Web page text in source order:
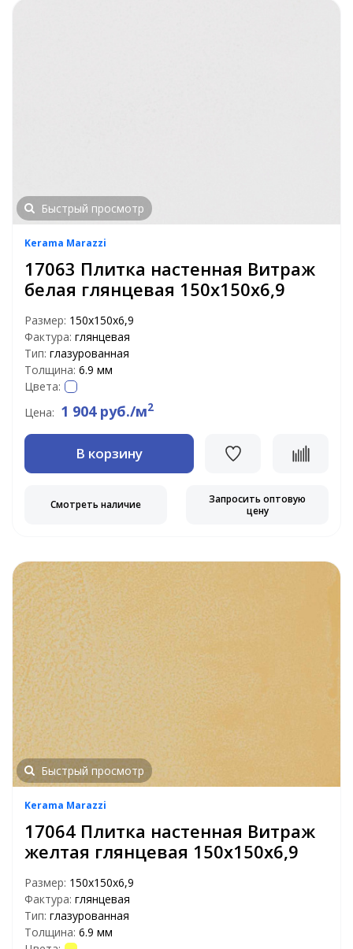
Быстрый просмотр
Kerama Marazzi
17063 Плитка настенная Витраж
белая глянцевая 150х150х6,9
Размер: 150х150х6,9
Фактура: глянцевая
Тип: глазурованная
Толщина: 6.9 мм
Цвета:
Цена: 1 904 руб./м2
В корзину
Смотреть наличие
Запросить оптовую
цену
Быстрый просмотр
Kerama Marazzi
17064 Плитка настенная Витраж
желтая глянцевая 150х150х6,9
Размер: 150х150х6,9
Фактура: глянцевая
Тип: глазурованная
Толщина: 6.9 мм